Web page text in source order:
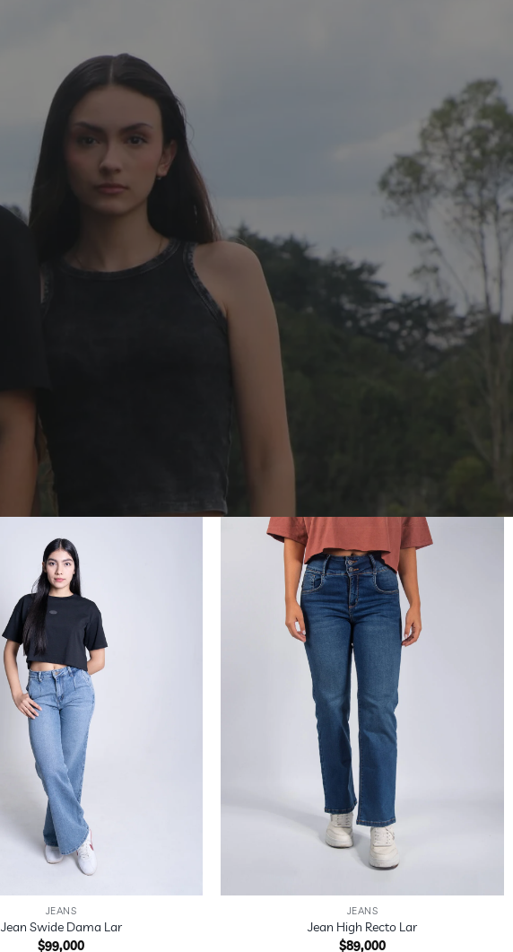
JEANS
Jean Swide Dama Lar
$99,000
JEANS
Jean High Recto Lar
$89,000